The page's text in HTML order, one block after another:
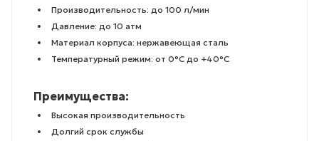
Производительность: до 100 л/мин
Давление: до 10 атм
Материал корпуса: нержавеющая сталь
Температурный режим: от 0°C до +40°C
Преимущества:
Высокая производительность
Долгий срок службы